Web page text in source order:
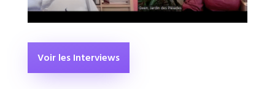
Voir les Interviews